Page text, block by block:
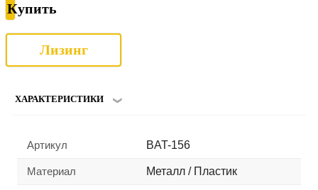
Купить
Лизинг
ХАРАКТЕРИСТИКИ
Артикул BAT-156
Материал Металл / Пластик